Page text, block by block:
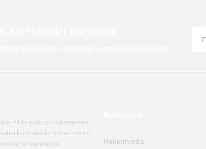
40+ Yıldır elektrik malzemeleri
satışı konusunda hizmet veren
uzman bir kuruluştur.
Hakkımızda